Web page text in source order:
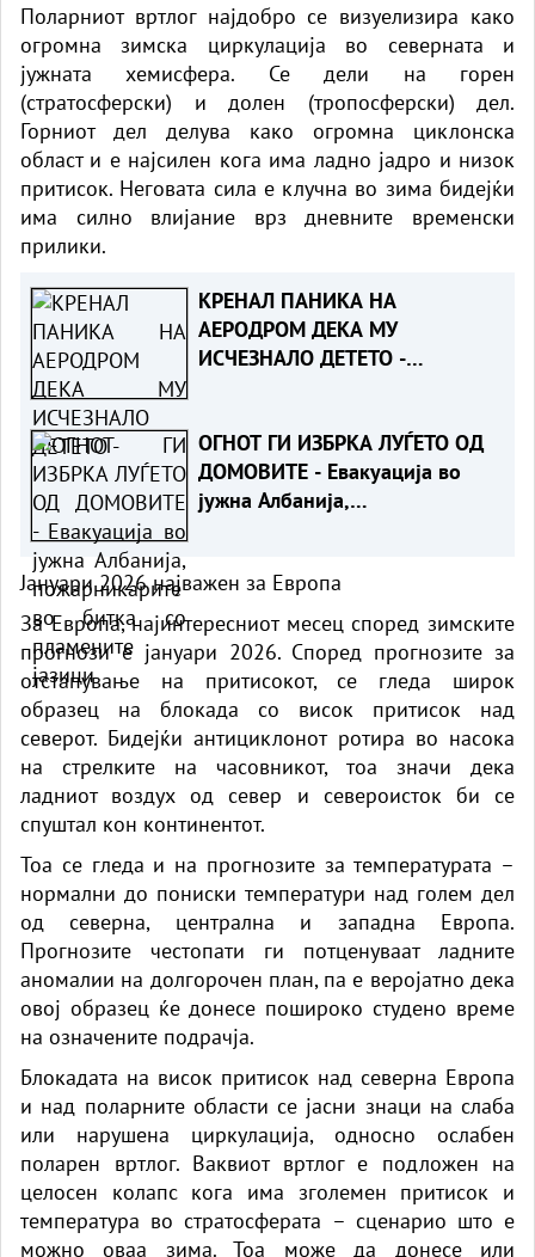
Поларниот вртлог најдобро се визуелизира како
огромна зимска циркулација во северната и
јужната хемисфера. Се дели на горен
(стратосферски) и долен (тропосферски) дел.
Горниот дел делува како огромна циклонска
област и е најсилен кога има ладно јадро и низок
притисок. Неговата сила е клучна во зима бидејќи
има силно влијание врз дневните временски
прилики.
КРЕНАЛ ПАНИКА НА
АЕРОДРОМ ДЕКА МУ
ИСЧЕЗНАЛО ДЕТЕТО -
ОГНОТ ГИ ИЗБРКА ЛУЃЕТО ОД
ДОМОВИТЕ - Евакуација во
јужна Албанија,
Јануари 2026 најважен за Европа
За Европа, најинтересниот месец според зимските
прогнози е јануари 2026. Според прогнозите за
отстапување на притисокот, се гледа широк
образец на блокада со висок притисок над
северот. Бидејќи антициклонот ротира во насока
на стрелките на часовникот, тоа значи дека
ладниот воздух од север и североисток би се
спуштал кон континентот.
Тоа се гледа и на прогнозите за температурата –
нормални до пониски температури над голем дел
од северна, централна и западна Европа.
Прогнозите честопати ги потценуваат ладните
аномалии на долгорочен план, па е веројатно дека
овој образец ќе донесе пошироко студено време
на означените подрачја.
Блокадата на висок притисок над северна Европа
и над поларните области се јасни знаци на слаба
или нарушена циркулација, односно ослабен
поларен вртлог. Ваквиот вртлог е подложен на
целосен колапс кога има зголемен притисок и
температура во стратосферата – сценарио што е
можно оваа зима. Тоа може да донесе или